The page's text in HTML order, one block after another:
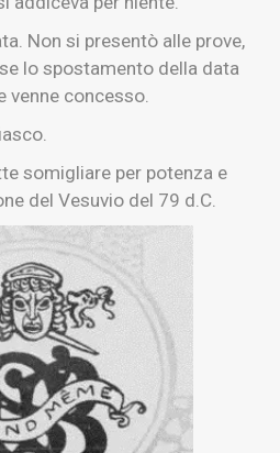
Non si presentò alle prove,
lo spostamento della data
venne concesso.
somigliare per potenza e
del Vesuvio del 79 d.C.